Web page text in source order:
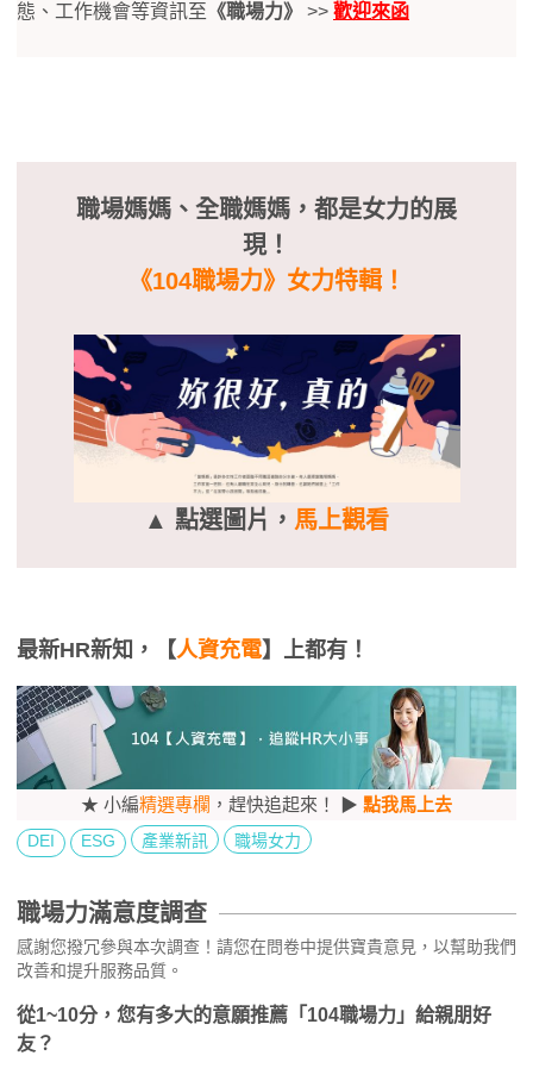
態、工作機會等資訊至 《職場力》 >> 歡迎來函
職場媽媽、全職媽媽，都是女力的展
現！
《104職場力》女力特輯！
▲ 點選圖片， 馬上觀看
最新HR新知，【人資充電】上都有！
★ 小編精選專欄 ，趕快追起來！ ▶ 點我馬上去
DEI ESG 產業新訊 職場女力
職場力滿意度調查
感謝您撥冗參與本次調查！請您在問卷中提供寶貴意見，以幫助我們
改善和提升服務品質。
從1~10分，您有多大的意願推薦「104職場力」給親朋好
友？